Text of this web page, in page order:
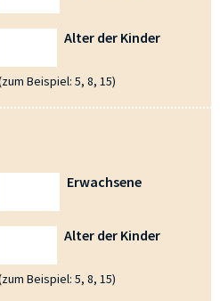
Alter der Kinder
Beispiel: 5, 8, 15)
Erwachsene
Alter der Kinder
Beispiel: 5, 8, 15)